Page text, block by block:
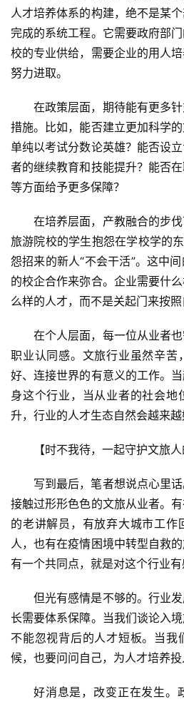
问
答
社
区
人才培养体系的构建，绝不是某
完成的系统工程。它需要政府部
校的专业供给，需要企业的用人
努力进取。
在政策层面，期待能有更多
措施。比如，能否建立更加科学
单纯以考试分数论英雄？能否设
者的继续教育和技能提升？能否
等方面给予更多保障？
在培养层面，产教融合的步
旅游院校的学生抱怨在学校学的
怨招来的新人“不会干活”。这中
的校企合作来弥合。企业需要什
么样的人才，而不是关起门来按照
在个人层面，每一位从业者
职业认同感。文旅行业虽然辛苦
好、连接世界的有意义的工作。
身这个行业，当从业者的社会地
升，行业的人才生态自然会越来越
【时不我待，一起守护文旅人
写到最后，笔者想说点心里
接触过形形色色的文旅从业者。
的老讲解员，有放弃大城市工作
人，也有在疫情困境中转型自救
有一个共同点，就是对这个行业有
但光有感情是不够的。行业
长需要体系保障。当我们谈论入境
不能忽视背后的人才短板。当我
候，也要问问自己，为人才培养投
好消息是，改变正在发生。